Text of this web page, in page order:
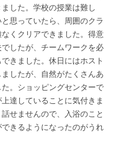
した。学校の授業は難し
思っていたら、周囲のクラ
くクリアできました。得意
したが、チームワークを必
きました。休日にはホスト
したが、自然がたくさんあ
。ショッピングセンターで
達していることに気付きま
せませんので、入浴のこと
きるようになったのがうれ